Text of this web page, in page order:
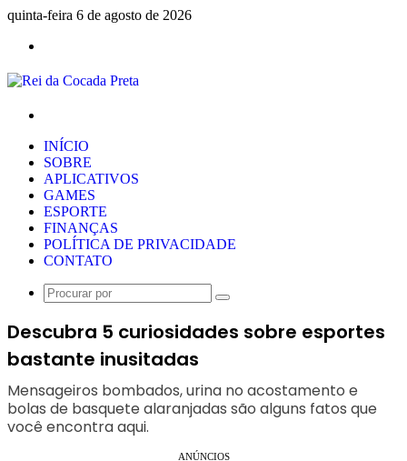
quinta-feira 6 de agosto de 2026
INÍCIO
SOBRE
APLICATIVOS
GAMES
ESPORTE
FINANÇAS
POLÍTICA DE PRIVACIDADE
CONTATO
Procurar
Descubra 5 curiosidades sobre esportes
bastante inusitadas
Mensageiros bombados, urina no acostamento e
bolas de basquete alaranjadas são alguns fatos que
você encontra aqui.
ANÚNCIOS